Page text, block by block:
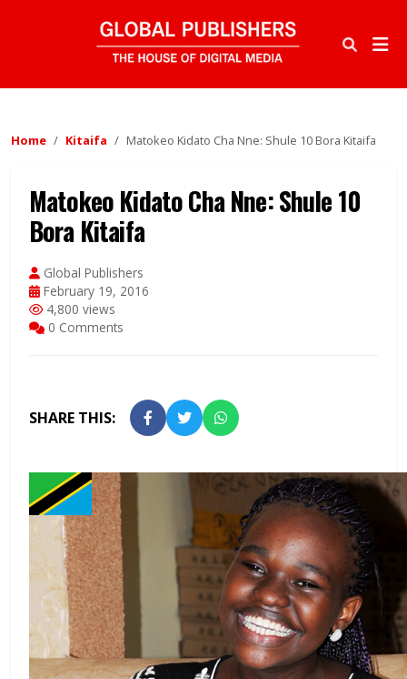
Home Kitaifa Matokeo Kidato Cha Nne: Shule 10 Bora Kitaifa
Matokeo Kidato Cha Nne: Shule 10
Bora Kitaifa
Global Publishers
February 19, 2016
4,800 views
0 Comments
SHARE THIS: